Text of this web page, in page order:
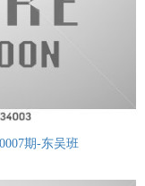
期-东吴班